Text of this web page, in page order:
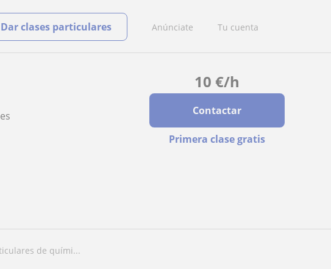
Anúnciate Tu cuenta
Dar clases particulares
10 €/h
Contactar
Primera clase gratis
de quími...